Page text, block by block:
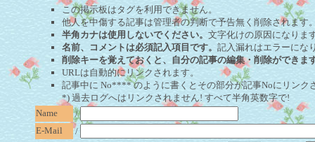
この掲示板はタグを利用できません。
他人を中傷する記事は管理者の判断で予告無く削除されます
半角カナは使用しないでください。 文字化けの原因になりま
名前、コメントは必須記入項目です。 記入漏れはエラーにな
削除キーを覚えておくと、自分の記事の編集・削除ができま
URLは自動的にリンクされます。
記事中に No**** のように書くとその部分が記事Noにリン
*) 過去ログへはリンクされません! すべて半角英数字で!
Name
/
E-Mail
/